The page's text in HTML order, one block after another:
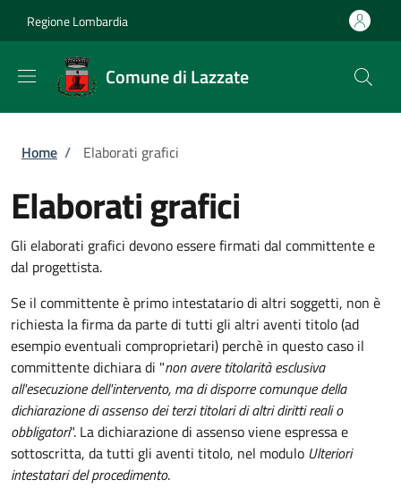
Regione Lombardia
Comune di Lazzate
Briciole di pane
Home / Elaborati grafici
Elaborati grafici
Gli elaborati grafici devono essere firmati dal committente e
dal progettista.
Se il committente è primo intestatario di altri soggetti, non è
richiesta la firma da parte di tutti gli altri aventi titolo (ad
esempio eventuali comproprietari) perchè in questo caso il
committente dichiara di "non avere titolarità esclusiva
all'esecuzione dell'intervento, ma di disporre comunque della
dichiarazione di assenso dei terzi titolari di altri diritti reali o
obbligatori". La dichiarazione di assenso viene espressa e
sottoscritta, da tutti gli aventi titolo, nel modulo Ulteriori
intestatari del procedimento.